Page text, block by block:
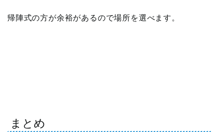
帰陣式の方が余裕があるので場所を選べます。
まとめ